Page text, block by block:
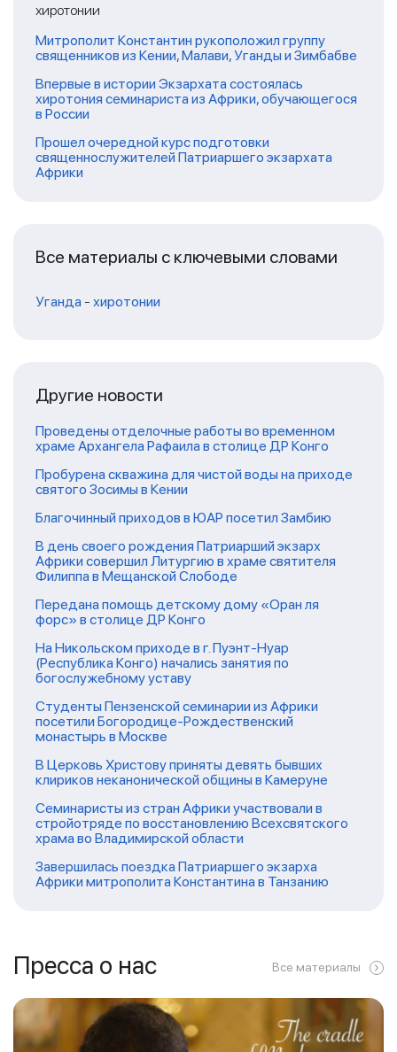
хиротонии
Митрополит Константин рукоположил группу
священников из Кении, Малави, Уганды и Зимбабве
Впервые в истории Экзархата состоялась
хиротония семинариста из Африки, обучающегося
в России
Прошел очередной курс подготовки
священнослужителей Патриаршего экзархата
Африки
Все материалы с ключевыми словами
Уганда - хиротонии
Другие новости
Проведены отделочные работы во временном
храме Архангела Рафаила в столице ДР Конго
Пробурена скважина для чистой воды на приходе
святого Зосимы в Кении
Благочинный приходов в ЮАР посетил Замбию
В день своего рождения Патриарший экзарх
Африки совершил Литургию в храме святителя
Филиппа в Мещанской Слободе
Передана помощь детскому дому «Оран ля
форс» в столице ДР Конго
На Никольском приходе в г. Пуэнт-Нуар
(Республика Конго) начались занятия по
богослужебному уставу
Студенты Пензенской семинарии из Африки
посетили Богородице-Рождественский
монастырь в Москве
В Церковь Христову приняты девять бывших
клириков неканонической общины в Камеруне
Семинаристы из стран Африки участвовали в
стройотряде по восстановлению Всехсвятского
храма во Владимирской области
Завершилась поездка Патриаршего экзарха
Африки митрополита Константина в Танзанию
Пресса о нас Все материалы